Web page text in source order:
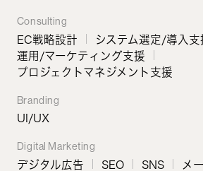
Consulting
EC戦略設計
システム選定/導入支
運用/マーケティング支援
プロジェクトマネジメント支援
Branding
UI/UX
Digital Marketing
デジタル広告
SEO SNS メ